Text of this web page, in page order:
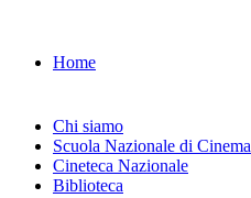
Home
Chi siamo
Scuola Nazionale di Cinema
Cineteca Nazionale
Biblioteca